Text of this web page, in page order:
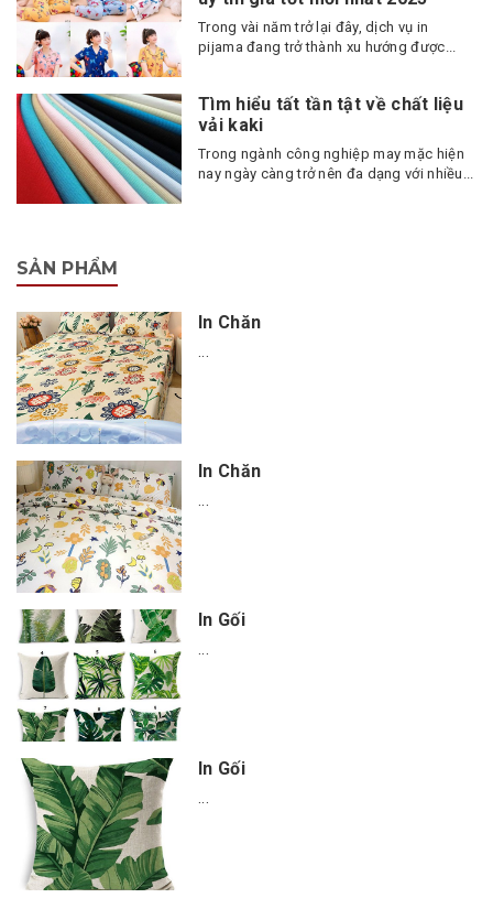
Trong vài năm trở lại đây, dịch vụ in
pijama đang trở thành xu hướng được...
Tìm hiểu tất tần tật về chất liệu
vải kaki
Trong ngành công nghiệp may mặc hiện
nay ngày càng trở nên đa dạng với nhiều...
SẢN PHẨM
In Chăn
...
In Chăn
...
In Gối
...
In Gối
...